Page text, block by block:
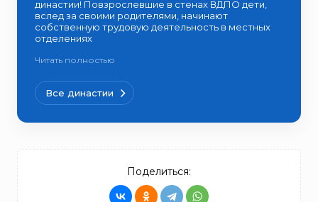
династии! Повзрослевшие в стенах ВДПО дети,
вслед за своими родителями, начинают
собственную трудовую деятельность в местных
отделениях
Читать полностью
Все династии
Поделиться: